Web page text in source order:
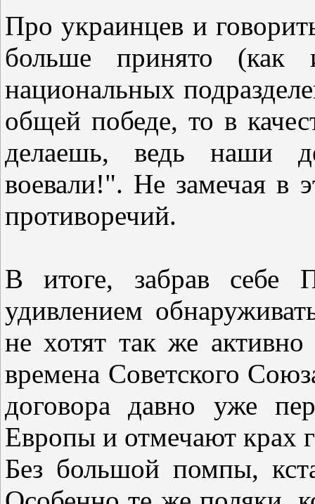
Про украинцев и
больше принято (как
национальных
общей победе, то в
делаешь, ведь наши
воевали!". Не замечая в
противоречий.
В итоге, забрав себе
удивлением
не хотят так же активно
времена Советского
договора давно уже
Европы и отмечают крах
Без большой помпы,